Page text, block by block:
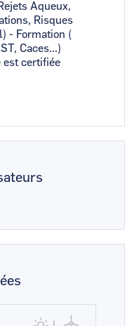
Aqueux,
Risques
- Formation (
Caces...)
est certifiée